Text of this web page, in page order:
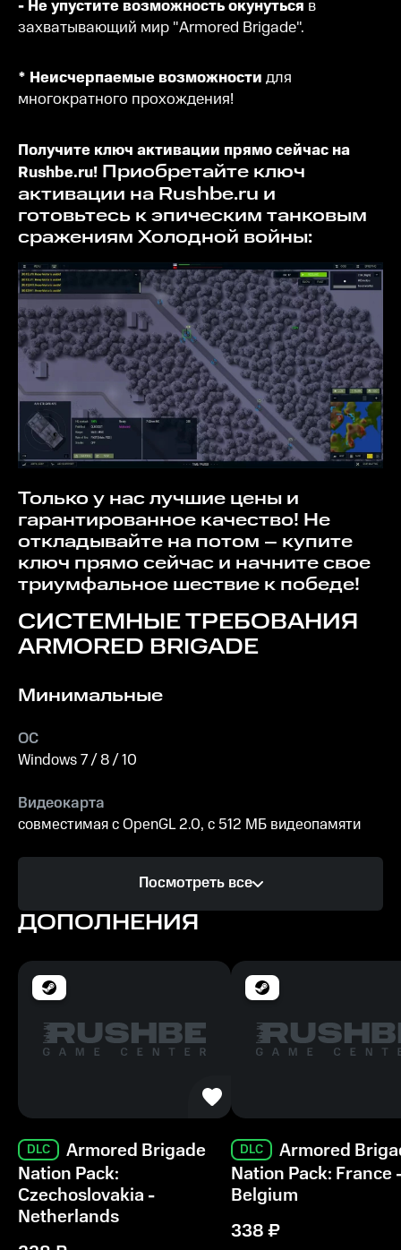
- Не упустите возможность окунуться в
захватывающий мир "Armored Brigade".
* Неисчерпаемые возможности для
многократного прохождения!
Получите ключ активации прямо сейчас на
Rushbe.ru! Приобретайте ключ
активации на Rushbe.ru и
готовьтесь к эпическим танковым
сражениям Холодной войны:
Только у нас лучшие цены и
гарантированное качество! Не
откладывайте на потом – купите
ключ прямо сейчас и начните свое
триумфальное шествие к победе!
СИСТЕМНЫЕ ТРЕБОВАНИЯ
ARMORED BRIGADE
Минимальные
ОС
Windows 7 / 8 / 10
Видеокарта
совместимая с OpenGL 2.0, с 512 МБ видеопамяти
Память
Место на диске
Рекомендуемые
ОС
Windows 10
Видеокарта
совместимая с OpenGL 2.0, с 512 МБ видеопамяти
Посмотреть все
ДОПОЛНЕНИЯ
DLC
Armored Brigade
Nation Pack:
Czechoslovakia -
Netherlands
DLC
Armored
Nation Pack: France
Belgium
338₽